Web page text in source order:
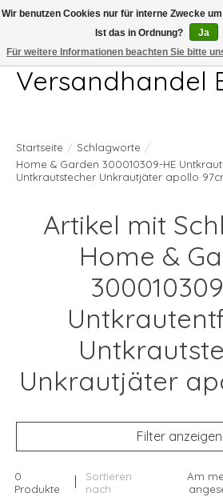
Telefon 04407 715872 MO-DO 7.00-17.00Uhr FR 7.00-
Versandhandel
Startseite / Schlagworte /
Home & Garden 300010309-HE
Untkrautstecher Unkrautjäter apollo
Artikel mit
Home &
Unkrautjäter
Filter anzeigen
0
Produkte
Sortieren
nach
Am
Wir benutzen Cookies nur für interne Zwecke
Ist das in Ordnung?
Ja
Für weitere Informationen beachten Sie bitte